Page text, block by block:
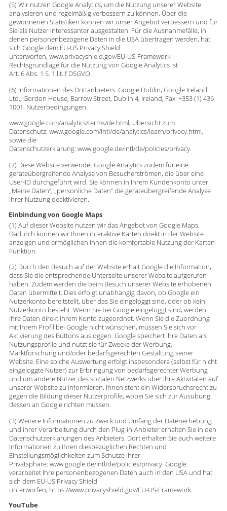
(5) Wir nutzen Google Analytics, um die Nutzung unserer Website
analysieren und regelmäßig verbessern zu können. Über die
gewonnenen Statistiken können wir unser Angebot verbessern und für
Sie als Nutzer interessanter ausgestalten. Für die Ausnahmefälle, in
denen personenbezogene Daten in die USA übertragen werden, hat
sich Google dem EU-US Privacy Shield
unterworfen, www.privacyshield.gov/EU-US-Framework.
Rechtsgrundlage für die Nutzung von Google Analytics ist
Art. 6 Abs. 1 S. 1 lit. f DSGVO.
(6) Informationen des Drittanbieters: Google Dublin, Google Ireland
Ltd., Gordon House, Barrow Street, Dublin 4, Ireland, Fax: +353 (1) 436
1001. Nutzerbedingungen:
www.google.com/analytics/terms/de.html, Übersicht zum
Datenschutz: www.google.com/intl/de/analytics/learn/privacy.html,
sowie die
Datenschutzerklärung: www.google.de/intl/de/policies/privacy.
(7) Diese Website verwendet Google Analytics zudem für eine
geräteübergreifende Analyse von Besucherströmen, die über eine
User-ID durchgeführt wird. Sie können in Ihrem Kundenkonto unter
„Meine Daten“, „persönliche Daten“ die geräteübergreifende Analyse
Ihrer Nutzung deaktivieren.
Einbindung von Google Maps
(1) Auf dieser Website nutzen wir das Angebot von Google Maps.
Dadurch können wir Ihnen interaktive Karten direkt in der Website
anzeigen und ermöglichen Ihnen die komfortable Nutzung der Karten-
Funktion.
(2) Durch den Besuch auf der Website erhält Google die Information,
dass Sie die entsprechende Unterseite unserer Website aufgerufen
haben. Zudem werden die beim Besuch unserer Website erhobenen
Daten übermittelt. Dies erfolgt unabhängig davon, ob Google ein
Nutzerkonto bereitstellt, über das Sie eingeloggt sind, oder ob kein
Nutzerkonto besteht. Wenn Sie bei Google eingeloggt sind, werden
Ihre Daten direkt Ihrem Konto zugeordnet. Wenn Sie die Zuordnung
mit Ihrem Profil bei Google nicht wünschen, müssen Sie sich vor
Aktivierung des Buttons ausloggen. Google speichert Ihre Daten als
Nutzungsprofile und nutzt sie für Zwecke der Werbung,
Marktforschung und/oder bedarfsgerechten Gestaltung seiner
Website. Eine solche Auswertung erfolgt insbesondere (selbst für nicht
eingeloggte Nutzer) zur Erbringung von bedarfsgerechter Werbung
und um andere Nutzer des sozialen Netzwerks über Ihre Aktivitäten auf
unserer Website zu informieren. Ihnen steht ein Widerspruchsrecht zu
gegen die Bildung dieser Nutzerprofile, wobei Sie sich zur Ausübung
dessen an Google richten müssen.
(3) Weitere Informationen zu Zweck und Umfang der Datenerhebung
und ihrer Verarbeitung durch den Plug-in-Anbieter erhalten Sie in den
Datenschutzerklärungen des Anbieters. Dort erhalten Sie auch weitere
Informationen zu Ihren diesbezüglichen Rechten und
Einstellungsmöglichkeiten zum Schutze Ihrer
Privatsphäre: www.google.de/intl/de/policies/privacy. Google
verarbeitet Ihre personenbezogenen Daten auch in den USA und hat
sich dem EU-US Privacy Shield
unterworfen, https://www.privacyshield.gov/EU-US-Framework.
YouTube